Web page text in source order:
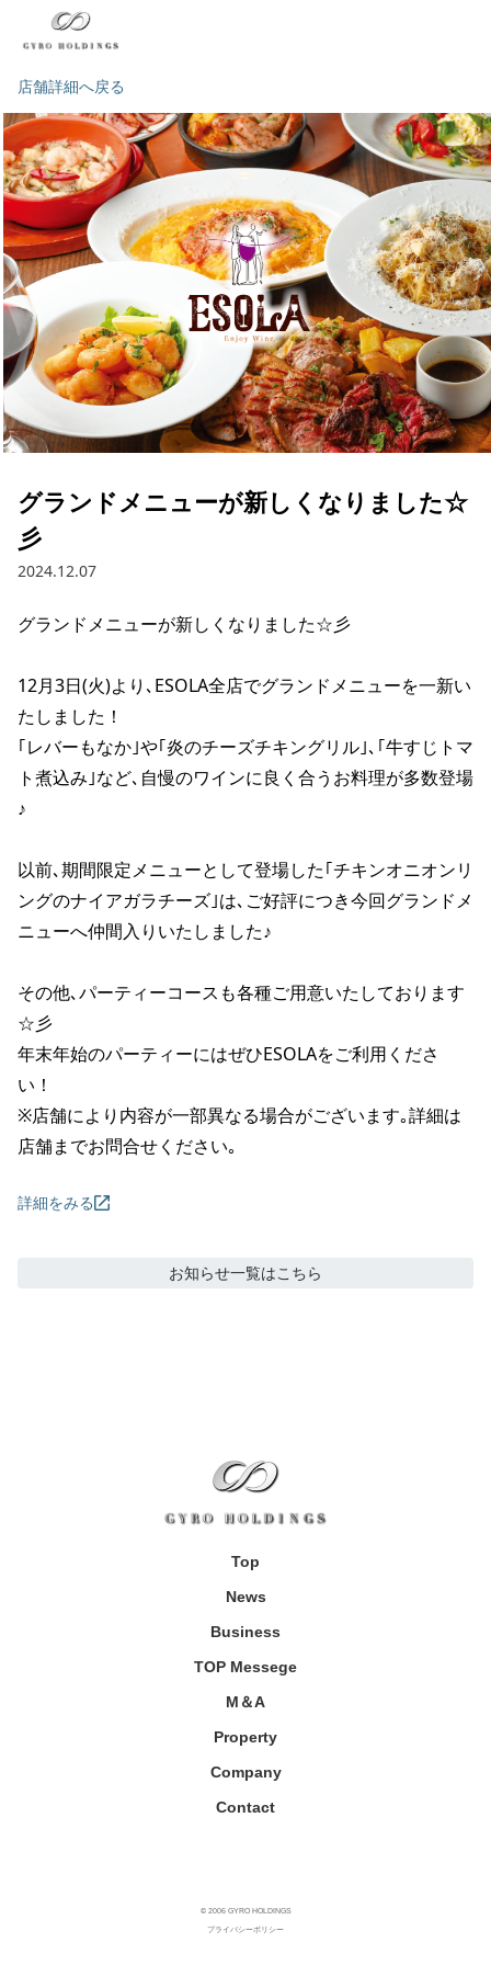
店舗詳細へ戻る
グランドメニューが新しくなりました☆
彡
2024.12.07
グランドメニューが新しくなりました☆彡
12月3日(火)より､ESOLA全店でグランドメニューを一新い
たしました！
｢レバーもなか｣や｢炎のチーズチキングリル｣､｢牛すじトマ
ト煮込み｣など､自慢のワインに良く合うお料理が多数登場
♪
以前､期間限定メニューとして登場した｢チキンオニオンリ
ングのナイアガラチーズ｣は､ご好評につき今回グランドメ
ニューへ仲間入りいたしました♪
その他､パーティーコースも各種ご用意いたしております
☆彡
年末年始のパーティーにはぜひESOLAをご利用くださ
い！
※店舗により内容が一部異なる場合がございます｡詳細は
店舗までお問合せください｡
詳細をみる
お知らせ一覧はこちら
Top
News
Business
TOP Messege
M＆A
Property
Company
Contact
© 2006 GYRO HOLDINGS
プライバシーポリシー